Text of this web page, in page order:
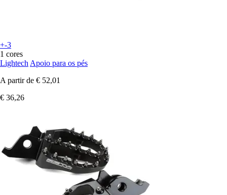
+-3
1 cores
Lightech Apoio para os pés
A partir de € 52,01
€ 36,26